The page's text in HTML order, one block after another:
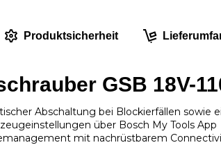
Produktsicherheit
GSB 18V-
Abschaltung bei Blockierfällen sowie
über Bosch My Tools App
mit nachrüstbarem